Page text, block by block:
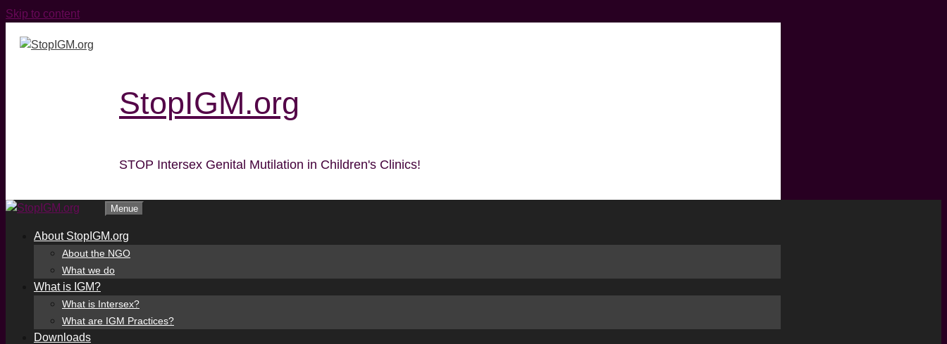
Skip to content
StopIGM.org
STOP Intersex Genital Mutilation in Children's Clinics!
Menue
About StopIGM.org
About the NGO
What we do
What is IGM?
What is Intersex?
What are IGM Practices?
Downloads